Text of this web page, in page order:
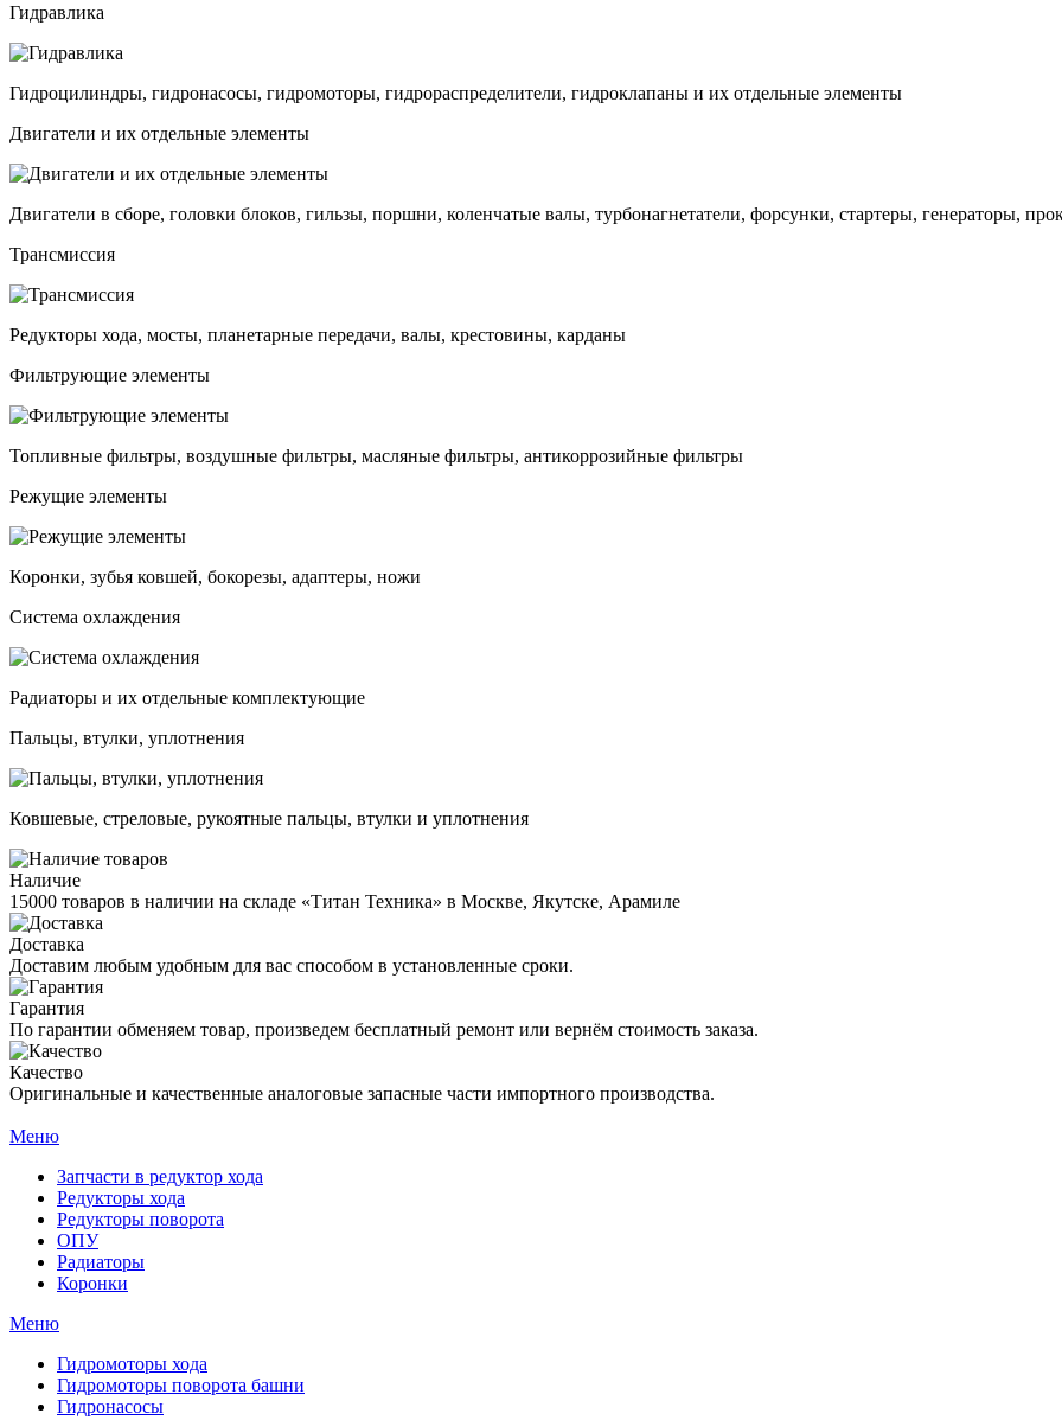
Гидравлика
Гидроцилиндры, гидронасосы, гидромоторы, гидрораспределители, гидроклапаны и их отдельные элементы
Двигатели и их отдельные элементы
Двигатели в сборе, головки блоков, гильзы, поршни, коленчатые валы, турбонагнетатели, форсунки, стартеры, генераторы,
Трансмиссия
Редукторы хода, мосты, планетарные передачи, валы, крестовины, карданы
Фильтрующие элементы
Топливные фильтры, воздушные фильтры, масляные фильтры, антикоррозийные фильтры
Режущие элементы
Коронки, зубья ковшей, бокорезы, адаптеры, ножи
Система охлаждения
Радиаторы и их отдельные комплектующие
Пальцы, втулки, уплотнения
Ковшевые, стреловые, рукоятные пальцы, втулки и уплотнения
Наличие
15000 товаров в наличии на складе «Титан Техника» в Москве, Якутске, Арамиле
Доставка
Доставим любым удобным для вас способом в установленные сроки.
Гарантия
По гарантии обменяем товар, произведем бесплатный ремонт или вернём стоимость заказа.
Качество
Оригинальные и качественные аналоговые запасные части импортного производства.
Меню
Запчасти в редуктор хода
Редукторы хода
Редукторы поворота
ОПУ
Радиаторы
Коронки
Меню
Гидромоторы хода
Гидромоторы поворота башни
Гидронасосы